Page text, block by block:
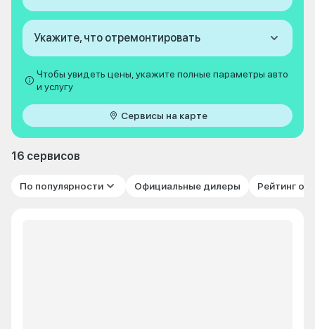
Укажите, что отремонтировать
Чтобы увидеть цены, укажите полные параметры авто
и услугу
Сервисы на карте
16 сервисов
По популярности Официальные дилеры Рейтинг